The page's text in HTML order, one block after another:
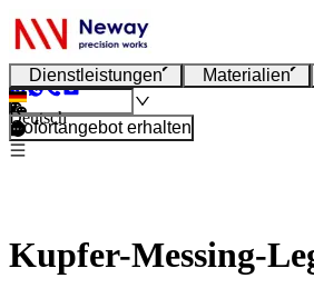
Dienstleistungen Materialien
Deutsch
Sofortangebot erhalten
Kupfer-Messing-